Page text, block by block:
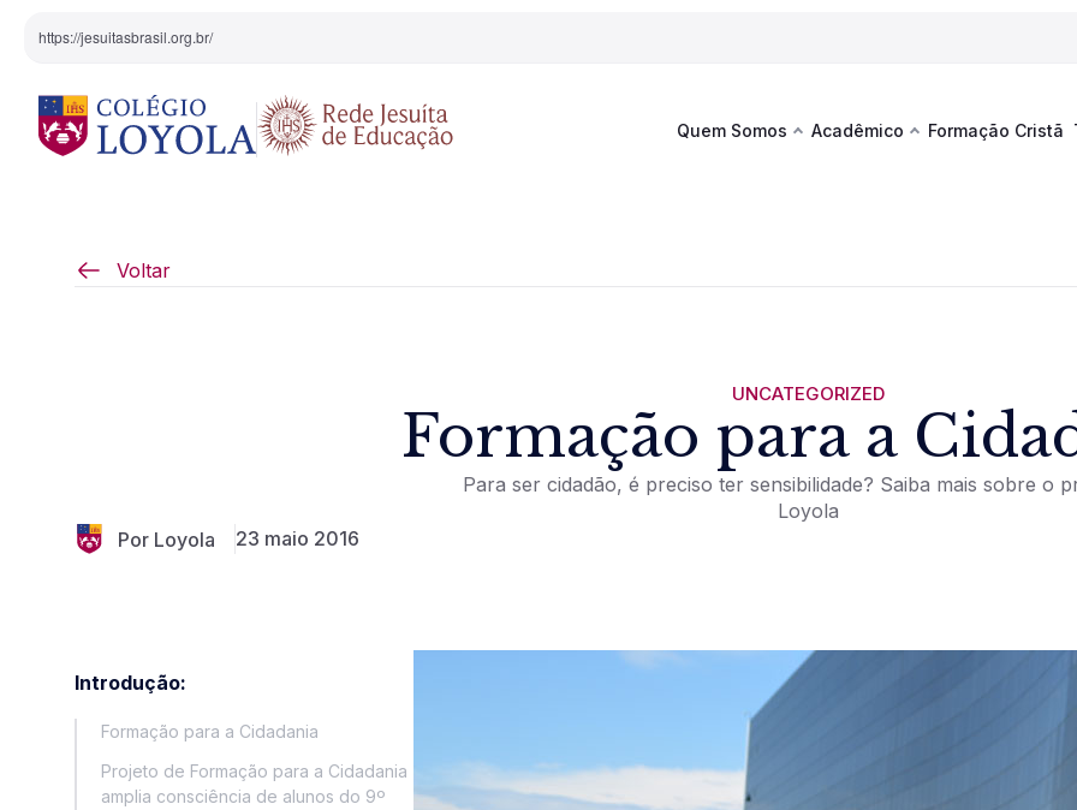
https://jesuitasbrasil.org.br/
Quem Somos
Pedagogia Inaciana Documentos Institucionais
Acadêmico Formação Cristã
Voltar
UNCATEGORIZED
Formação para a
Para ser cidadão, é preciso ter sensibilidade? Saiba mais sobre o
Loyola
Por Loyola
23 maio 2016
Introdução:
Formação para a Cidadania
Projeto de Formação para a Cidadania
amplia consciência de alunos do 9º